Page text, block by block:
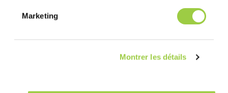
Marketing
Montrer les détails
来开发一个。如果您希望我们优先开发Greenway替代品，请随